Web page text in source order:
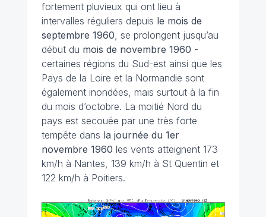
fortement pluvieux qui ont lieu à
intervalles réguliers depuis le mois de
septembre 1960, se prolongent jusqu’au
début du mois de novembre 1960 -
certaines régions du Sud-est ainsi que les
Pays de la Loire et la Normandie sont
également inondées, mais surtout à la fin
du mois d’octobre. La moitié Nord du
pays est secouée par une très forte
tempête dans la journée du 1er
novembre 1960 les vents atteignent 173
km/h à Nantes, 139 km/h à St Quentin et
122 km/h à Poitiers.